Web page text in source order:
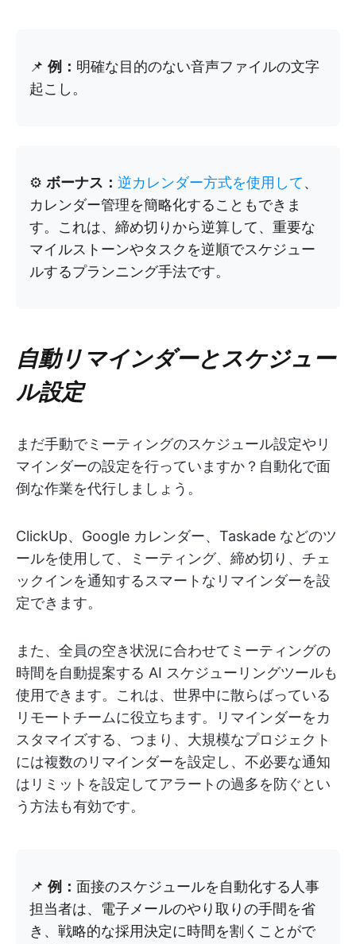
📌 例： 明確な目的のない音声ファイルの文字
起こし。
⚙️ ボーナス： 逆カレンダー方式を使用して、
カレンダー管理を簡略化することもできま
す。これは、締め切りから逆算して、重要な
マイルストーンやタスクを逆順でスケジュー
ルするプランニング手法です。
自動リマインダーとスケジュー
ル設定
まだ手動でミーティングのスケジュール設定やリ
マインダーの設定を行っていますか？自動化で面
倒な作業を代行しましょう。
ClickUp、Google カレンダー、Taskade などのツ
ールを使用して、ミーティング、締め切り、チェ
ックインを通知するスマートなリマインダーを設
定できます。
また、全員の空き状況に合わせてミーティングの
時間を自動提案する AI スケジューリングツールも
使用できます。これは、世界中に散らばっている
リモートチームに役立ちます。リマインダーをカ
スタマイズする、つまり、大規模なプロジェクト
には複数のリマインダーを設定し、不必要な通知
はリミットを設定してアラートの過多を防ぐとい
う方法も有効です。
📌 例： 面接のスケジュールを自動化する人事
担当者は、電子メールのやり取りの手間を省
き、戦略的な採用決定に時間を割くことがで